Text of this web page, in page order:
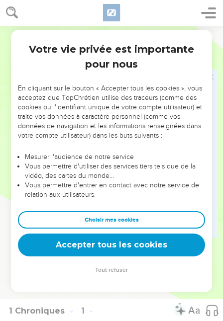
1 Chroniques Introduction
c’est le trône de son descendant qui « sera inébranlable à
perpétuité » (17.14). C’est pourquoi le Chroniste ne
mentionne que la généalogie et la mort de Saül (9.35 à
10.14). Il met en évidence le rôle central, emblématique, de
passant sous silence l’adultère commis avec Bath-Chéba, le
meurtre d’Urie et la révolte d’Absalom. Dans 2 Chroniques,
il négligera totalement, après le schisme, l’histoire des rois
d’Israël, pour se concentrer sur celle des rois de Juda,
héritiers de la promesse. Privés de roi, les Israélites revenus
d’exil ont dû être fortifiés dans leur espérance messianique
Mais la grande œuvre de David est celle qu’il n’a pas faite !
Désireux de construire un Temple pour Dieu (17.1), il ne peut
qu’organiser les préparatifs de la construction : il choisit
nécessaires (ch.22) et le mandate publiquement pour sa
construction (ch.28). Le second livre des Chroniques en
décrit la réalisation et en révèle l’importance.
permission. All rights reserved worldwide.
1 Chroniques 1
Votre vie privée est importante
pour nous
En cliquant sur le bouton « Accepter tous les cookies », vous
acceptez que TopChrétien utilise des traceurs (comme des
cookies ou l'identifiant unique de votre compte utilisateur) et
traite vos données à caractère personnel (comme vos
données de navigation et les informations renseignées dans
votre compte utilisateur) dans les buts suivants :
Mesurer l'audience de notre service
Vous permettre d'utiliser des services tiers tels que de la
vidéo, des cartes du monde…
Vous permettre d'entrer en contact avec notre service de
relation aux utilisateurs.
Choisir mes cookies
Accepter tous les cookies
Tout refuser